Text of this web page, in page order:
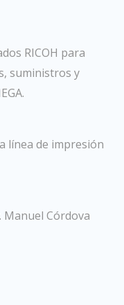
RICOH para
suministros y
línea de impresión
Manuel Córdova